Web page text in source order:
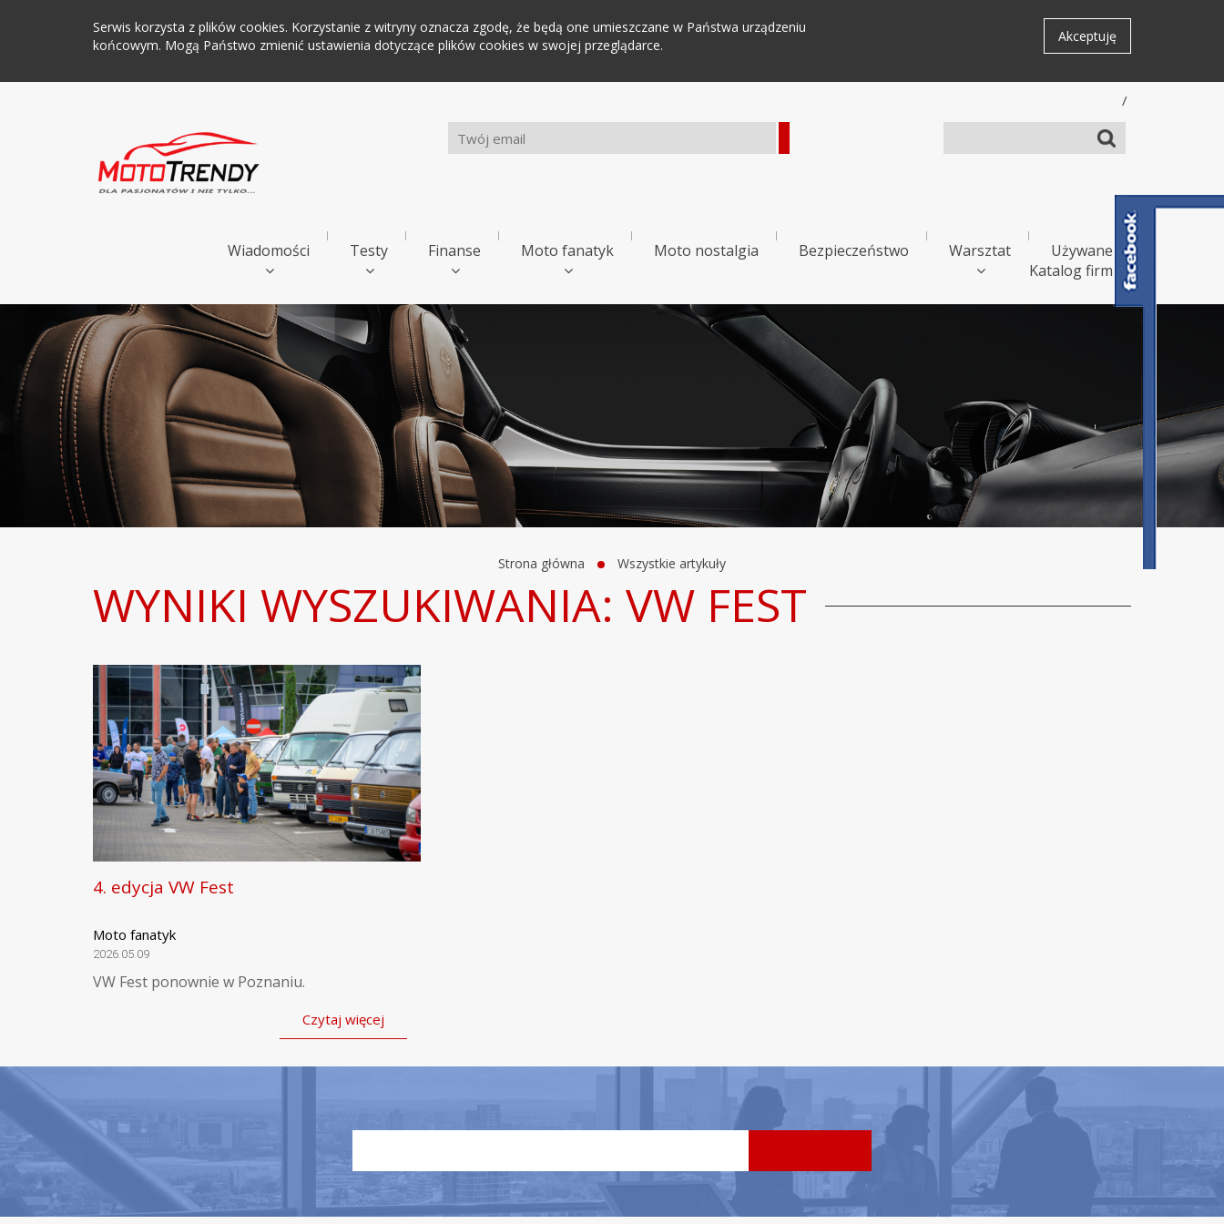
Serwis korzysta z plików cookies. Korzystanie z witryny oznacza zgodę, że będą one umieszczane w Państwa urządzeniu
końcowym. Mogą Państwo zmienić ustawienia dotyczące plików cookies w swojej przeglądarce.
Akceptuję
/
Wiadomości Testy Finanse Moto fanatyk Moto nostalgia Bezpieczeństwo Warsztat
Używane
Katalog firm
Strona główna Wszystkie artykuły
WYNIKI WYSZUKIWANIA: VW FEST
4. edycja VW Fest
Moto fanatyk
2026.05.09
VW Fest ponownie w Poznaniu.
Czytaj więcej